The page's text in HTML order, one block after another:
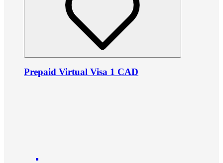
Prepaid Virtual Visa 1 CAD